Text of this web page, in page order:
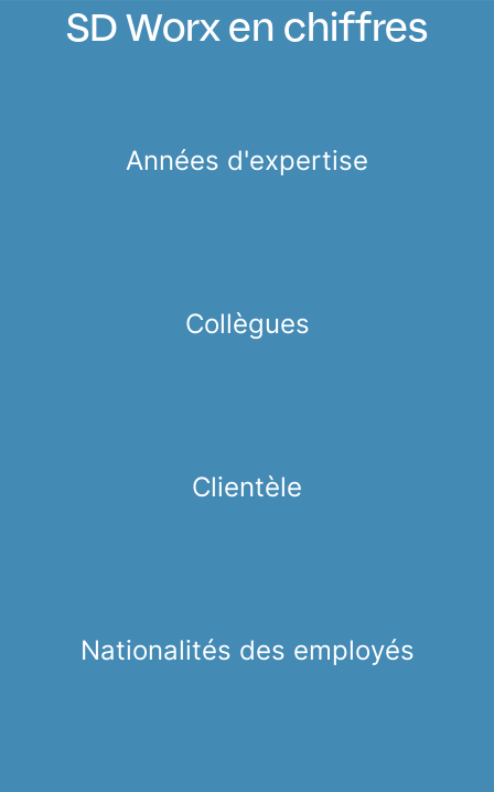
SD Worx en chiffres
Années d'expertise
Collègues
Clientèle
Nationalités des employés